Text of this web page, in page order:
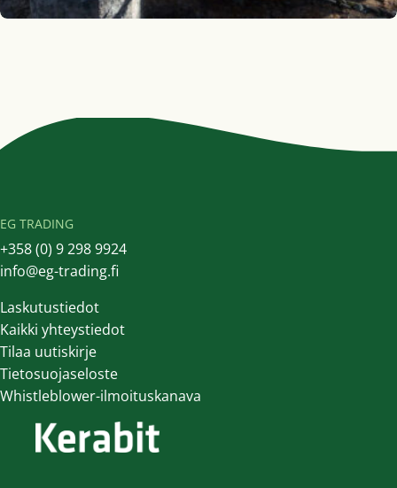
EG TRADING
+358 (0) 9 298 9924
info@eg-trading.fi
Laskutustiedot
Kaikki yhteystiedot
Tilaa uutiskirje
Tietosuojaseloste
Whistleblower-ilmoituskanava